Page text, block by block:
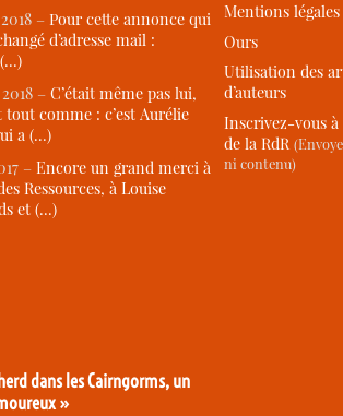
–Pour cette annonce qui
d’adresse mail :
–C’était même pas lui,
tout comme : c’est Aurélie
a (…)
–Encore un grand merci à
Ressources, à Louise
et (…)
dans les Cairngorms, un
»
Mentions légales
Ours
Utilisation des
d’auteurs
Inscrivez-vous
de la RdR
ni contenu)